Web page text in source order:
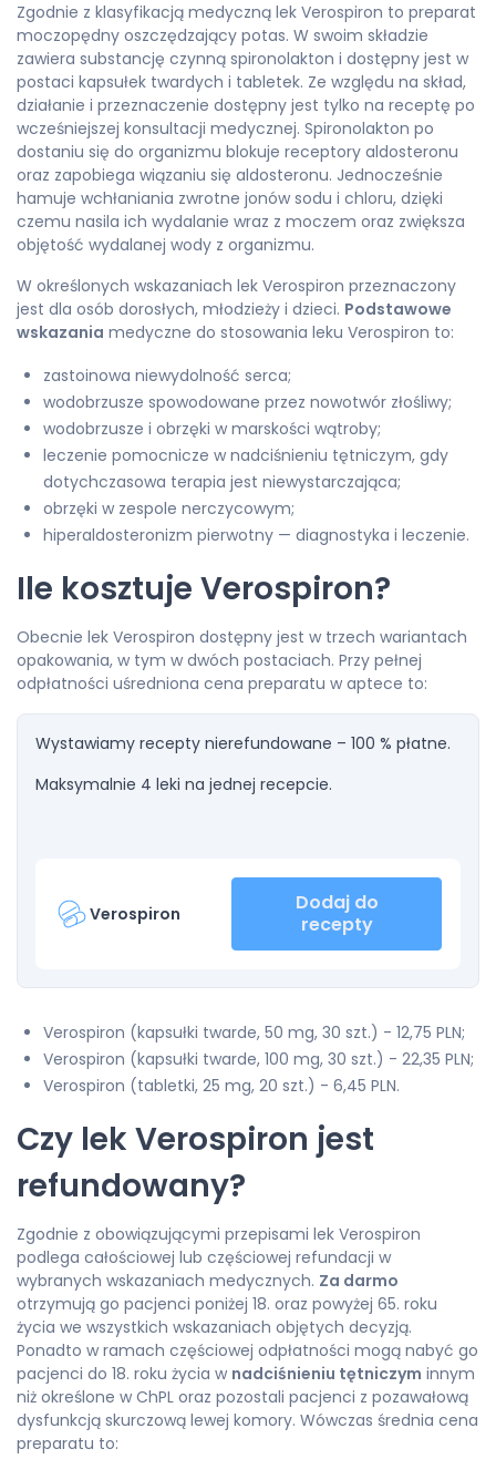
Zgodnie z klasyfikacją medyczną lek Verospiron to preparat
moczopędny oszczędzający potas. W swoim składzie
zawiera substancję czynną spironolakton i dostępny jest w
postaci kapsułek twardych i tabletek. Ze względu na skład,
działanie i przeznaczenie dostępny jest tylko na receptę po
wcześniejszej konsultacji medycznej. Spironolakton po
dostaniu się do organizmu blokuje receptory aldosteronu
oraz zapobiega wiązaniu się aldosteronu. Jednocześnie
hamuje wchłaniania zwrotne jonów sodu i chloru, dzięki
czemu nasila ich wydalanie wraz z moczem oraz zwiększa
objętość wydalanej wody z organizmu.
W określonych wskazaniach lek Verospiron przeznaczony
jest dla osób dorosłych, młodzieży i dzieci. Podstawowe
wskazania medyczne do stosowania leku Verospiron to:
zastoinowa niewydolność serca;
wodobrzusze spowodowane przez nowotwór złośliwy;
wodobrzusze i obrzęki w marskości wątroby;
leczenie pomocnicze w nadciśnieniu tętniczym, gdy
dotychczasowa terapia jest niewystarczająca;
obrzęki w zespole nerczycowym;
hiperaldosteronizm pierwotny — diagnostyka i leczenie.
Ile kosztuje Verospiron?
Obecnie lek Verospiron dostępny jest w trzech wariantach
opakowania, w tym w dwóch postaciach. Przy pełnej
odpłatności uśredniona cena preparatu w aptece to:
Wystawiamy recepty nierefundowane – 100 % płatne.
Maksymalnie 4 leki na jednej recepcie.
Verospiron
Dodaj do
recepty
Verospiron (kapsułki twarde, 50 mg, 30 szt.) - 12,75 PLN;
Verospiron (kapsułki twarde, 100 mg, 30 szt.) - 22,35 PLN;
Verospiron (tabletki, 25 mg, 20 szt.) - 6,45 PLN.
Czy lek Verospiron jest
refundowany?
Zgodnie z obowiązującymi przepisami lek Verospiron
podlega całościowej lub częściowej refundacji w
wybranych wskazaniach medycznych. Za darmo
otrzymują go pacjenci poniżej 18. oraz powyżej 65. roku
życia we wszystkich wskazaniach objętych decyzją.
Ponadto w ramach częściowej odpłatności mogą nabyć go
pacjenci do 18. roku życia w nadciśnieniu tętniczym innym
niż określone w ChPL oraz pozostali pacjenci z pozawałową
dysfunkcją skurczową lewej komory. Wówczas średnia cena
preparatu to: